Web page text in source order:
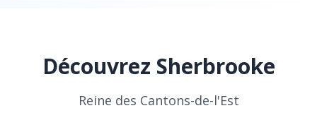
Découvrez Sherbrooke
Reine des Cantons-de-l'Est